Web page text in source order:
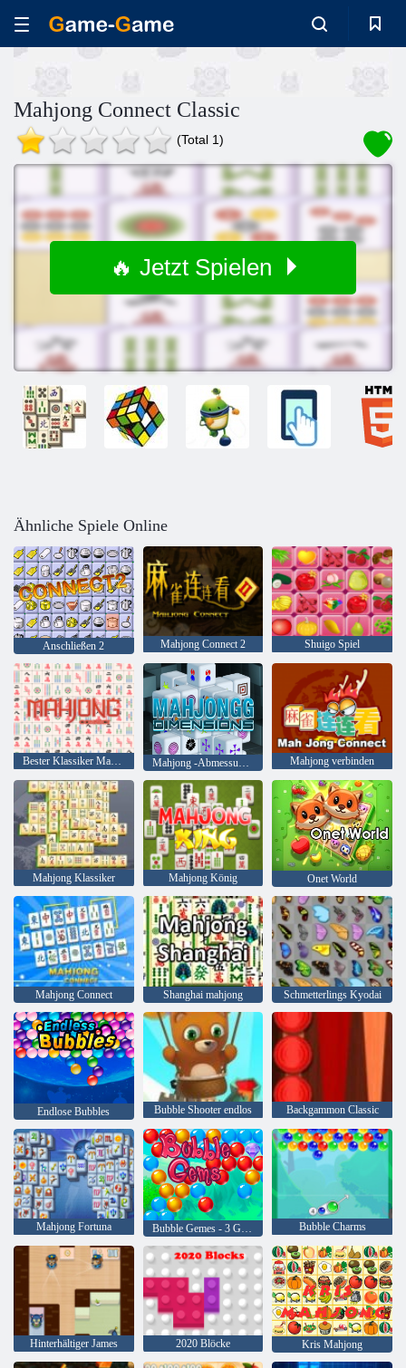
Mahjong Connect Classic
(Total 1)
🔥 Jetzt Spielen
Ähnliche Spiele Online
Anschließen 2 Mahjong Connect 2 Shuigo Spiel
Bester Klassiker Mahjong Mahjong verbinden
Mahjong Klassiker Mahjong König Onet World
Mahjong Connect Shanghai mahjong Schmetterlings Kyodai
Endlose Bubbles Bubble Shooter endlos Backgammon Classic
Mahjong Fortuna Bubble Charms
Hinterhältiger James 2020 Blöcke Kris Mahjong